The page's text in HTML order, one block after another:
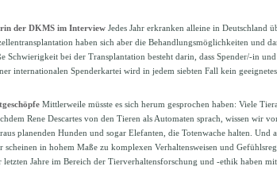
der DKMS im Interview Jedes Jahr erkranken alleine in Deutschland
haben sich aber die Behandlungsmöglichkeiten und
Schwierigkeit bei der Transplantation besteht darin, dass Spender/-in und
internationalen Spenderkartei wird in jedem siebten Fall kein geeignetes
Mittlerweile müsste es sich herum gesprochen haben: Viele
Rene Descartes von den Tieren als Automaten sprach, wissen wir
planenden Hunden und sogar Elefanten, die Totenwache halten. Und
in hohem Maße zu komplexen Verhaltensweisen und
Jahre im Bereich der Tierverhaltensforschung und -ethik haben